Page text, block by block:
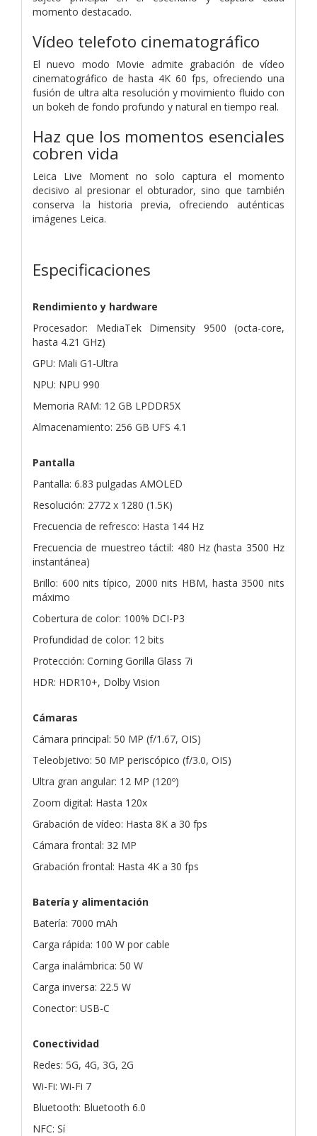
momento destacado.
Vídeo telefoto cinematográfico
El nuevo modo Movie admite grabación de vídeo
cinematográfico de hasta 4K 60 fps, ofreciendo una
fusión de ultra alta resolución y movimiento fluido con
un bokeh de fondo profundo y natural en tiempo real.
Haz que los momentos esenciales
cobren vida
Leica Live Moment no solo captura el momento
decisivo al presionar el obturador, sino que también
conserva la historia previa, ofreciendo auténticas
imágenes Leica.
Especificaciones
Rendimiento y hardware
Procesador: MediaTek Dimensity 9500 (octa-core,
hasta 4.21 GHz)
GPU: Mali G1-Ultra
NPU: NPU 990
Memoria RAM: 12 GB LPDDR5X
Almacenamiento: 256 GB UFS 4.1
Pantalla
Pantalla: 6.83 pulgadas AMOLED
Resolución: 2772 x 1280 (1.5K)
Frecuencia de refresco: Hasta 144 Hz
Frecuencia de muestreo táctil: 480 Hz (hasta 3500 Hz
instantánea)
Brillo: 600 nits típico, 2000 nits HBM, hasta 3500 nits
máximo
Cobertura de color: 100% DCI-P3
Profundidad de color: 12 bits
Protección: Corning Gorilla Glass 7i
HDR: HDR10+, Dolby Vision
Cámaras
Cámara principal: 50 MP (f/1.67, OIS)
Teleobjetivo: 50 MP periscópico (f/3.0, OIS)
Ultra gran angular: 12 MP (120º)
Zoom digital: Hasta 120x
Grabación de vídeo: Hasta 8K a 30 fps
Cámara frontal: 32 MP
Grabación frontal: Hasta 4K a 30 fps
Batería y alimentación
Batería: 7000 mAh
Carga rápida: 100 W por cable
Carga inalámbrica: 50 W
Carga inversa: 22.5 W
Conector: USB-C
Conectividad
Redes: 5G, 4G, 3G, 2G
Wi-Fi: Wi-Fi 7
Bluetooth: Bluetooth 6.0
NFC: Sí